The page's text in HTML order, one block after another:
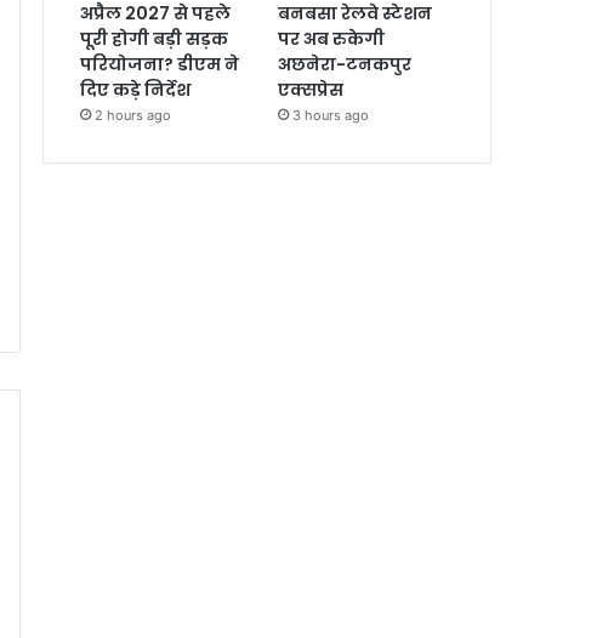
अप्रैल 2027 से पहले
पूरी होगी बड़ी सड़क
परियोजना? डीएम ने
दिए कड़े निर्देश
2 hours ago
बनबसा रेलवे स्टेशन
पर अब रुकेगी
अछनेरा-टनकपुर
एक्सप्रेस
3 hours ago